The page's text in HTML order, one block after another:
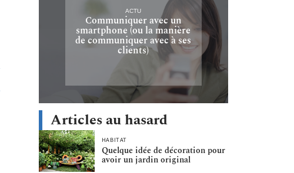
ACTU
Communiquer avec un
smartphone (ou la manière
de communiquer avec à ses
clients)
Articles au hasard
HABITAT
Quelque idée de décoration pour
avoir un jardin original